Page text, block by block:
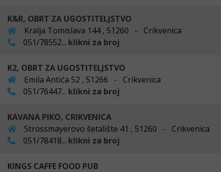
K&R, OBRT ZA UGOSTITELJSTVO
Kralja Tomislava 144 , 51260 - Crikvenica
051/78552... klikni za broj
K2, OBRT ZA UGOSTITELJSTVO
Emila Antića 52 , 51266 - Crikvenica
051/76447... klikni za broj
KAVANA PIKO, CRIKVENICA
Strossmayerovo šetalište 41 , 51260 - Crikvenica
051/78418... klikni za broj
KINGS CAFFE FOOD PUB